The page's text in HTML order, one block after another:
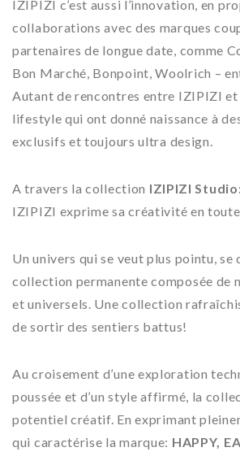
IZIPIZI c’est aussi l’innovation, en
collaborations avec des marques
partenaires de longue date, comme
Bon Marché, Bonpoint, Woolrich –
Autant de rencontres entre IZIPIZI et
lifestyle qui ont donné naissance à
exclusifs et toujours ultra design.
A travers la collection IZIPIZI Studio:
IZIPIZI exprime sa créativité en
Un univers qui se veut plus pointu, se
collection permanente composée de
et universels. Une collection
de sortir des sentiers battus!
Au croisement d’une exploration
poussée et d’un style affirmé, la
potentiel créatif. En exprimant
qui caractérise la marque: HAPPY,